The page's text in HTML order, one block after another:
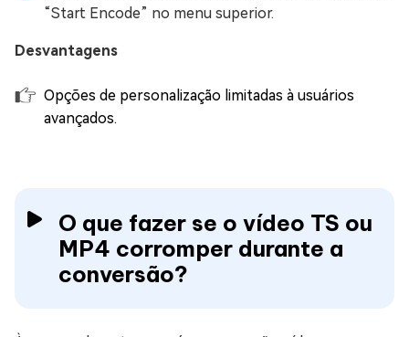
“Start Encode” no menu superior.
Desvantagens
Opções de personalização limitadas à usuários
avançados.
O que fazer se o vídeo TS ou
MP4 corromper durante a
conversão?